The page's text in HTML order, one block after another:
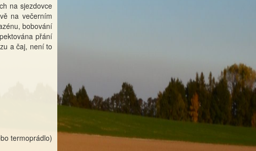
na sjezdovce
na večerním
bobování
přání
a čaj, není to
termoprádlo)